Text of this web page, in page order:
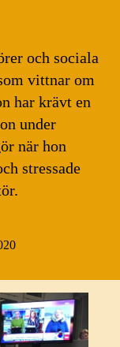
och sociala
vittnar om
har krävt en
under
när hon
stressade